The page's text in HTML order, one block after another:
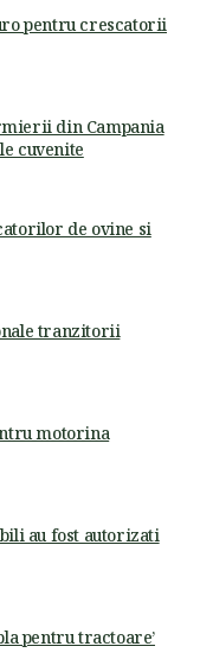
pentru crescatorii
din Campania
cuvenite
de ovine si
tranzitorii
motorina
au fost autorizati
pentru tractoare’